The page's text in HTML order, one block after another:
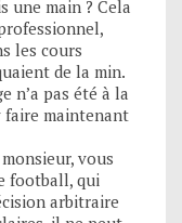
une main ? Cela
les cours
de la min.
n’a pas été à la
faire maintenant
vous
football, qui
arbitraire